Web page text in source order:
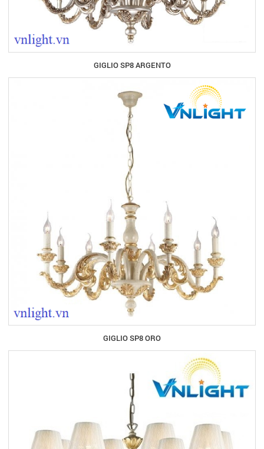
GIGLIO SP8 ARGENTO
GIGLIO SP8 ORO